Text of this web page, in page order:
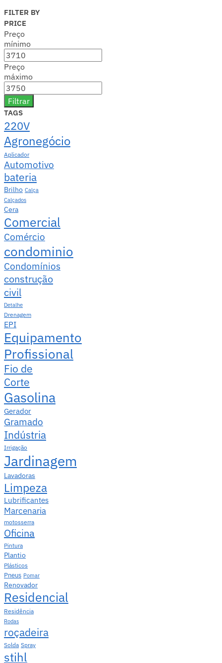
FILTER BY
PRICE
Preço
mínimo
Preço
máximo
Filtrar
TAGS
220V
Agronegócio
Aplicador
Automotivo
bateria
Brilho Calça
Calçados
Cera
Comercial
Comércio
condominio
Condomínios
construção
civil
Detalhe
Drenagem
EPI
Equipamento
Profissional
Fio de
Corte
Gasolina
Gerador
Gramado
Indústria
Irrigação
Jardinagem
Lavadoras
Limpeza
Lubrificantes
Marcenaria
motosserra
Oficina
Pintura
Plantio
Plásticos
Pneus Pomar
Renovador
Residencial
Residência
Rodas
roçadeira
Solda Spray
stihl